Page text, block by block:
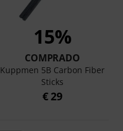
15%
COMPRADO
Kuppmen 5B Carbon Fiber
Sticks
€ 29